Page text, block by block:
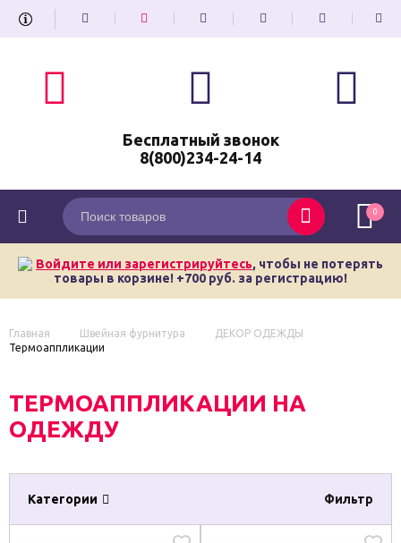
Бесплатный звонок
8(800)234-24-14
0
Войдите или зарегистрируйтесь, чтобы не потерять
товары в корзине! +700 руб. за регистрацию!
Главная Швейная фурнитура
ДЕКОР ОДЕЖДЫ
Термоаппликации
ТЕРМОАППЛИКАЦИИ НА
ОДЕЖДУ
Категории Фильтр